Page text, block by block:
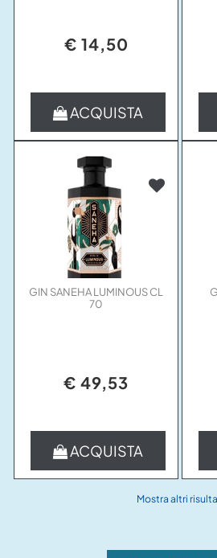
€ 14,50
ACQUISTA
GIN SANEHA LUMINOUS CL
70
€ 49,53
ACQUISTA
Mostra altri